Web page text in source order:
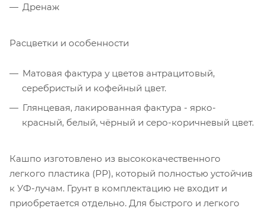
Дренаж
Расцветки и особенности
Матовая фактура у цветов антрацитовый,
серебристый и кофейный цвет.
Глянцевая, лакированная фактура - ярко-
красный, белый, чёрный и серо-коричневый цвет.
Кашпо изготовлено из высококачественного
легкого пластика (PP), который полностью устойчив
к УФ-лучам. Грунт в комплектацию не входит и
приобретается отдельно. Для быстрого и легкого